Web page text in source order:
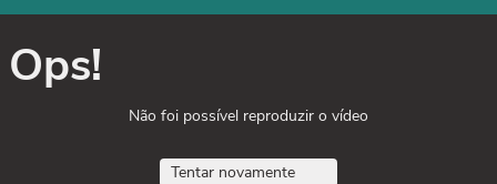
Ops!
Não foi possível reproduzir o vídeo
Tentar novamente